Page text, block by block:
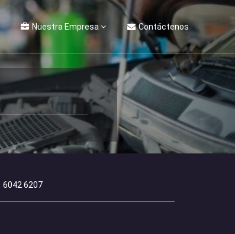
Nuestra Empresa Contáctenos
6042 6207